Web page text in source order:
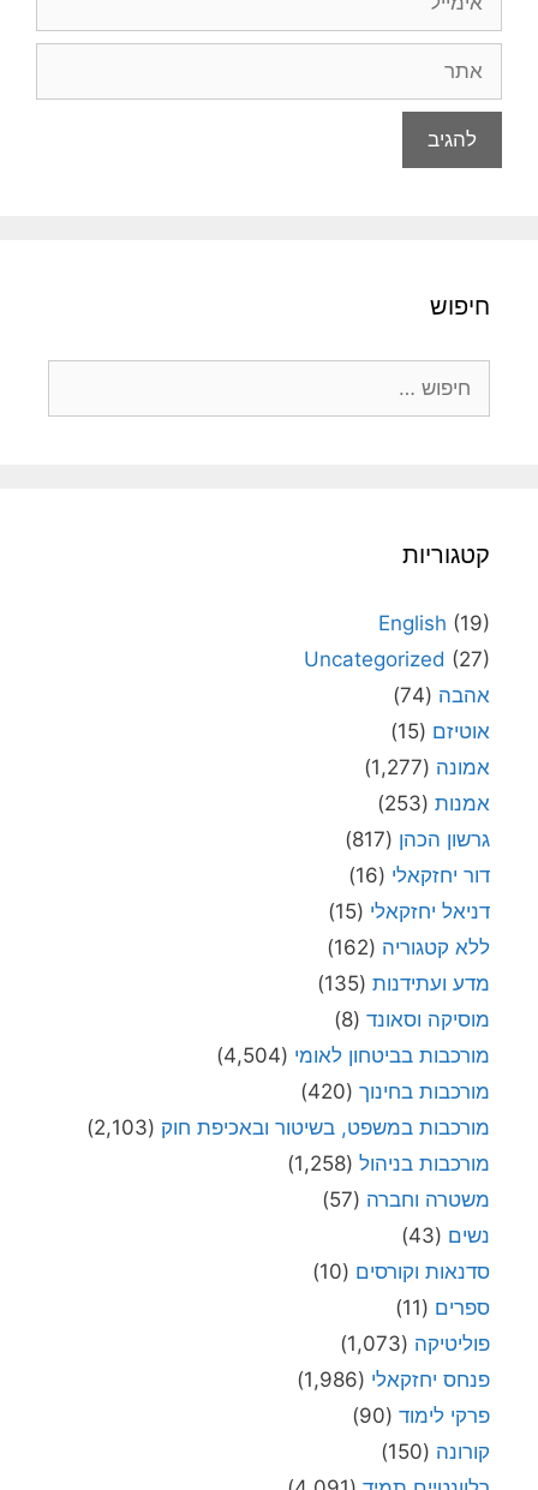
חיפוש
קטגוריות
English (19)
Uncategorized (27)
אהבה (74)
אוטיזם (15)
אמונה (1,277)
אמנות (253)
גרשון הכהן (817)
דור יחזקאלי (16)
דניאל יחזקאלי (15)
ללא קטגוריה (162)
מדע ועתידנות (135)
מוסיקה וסאונד (8)
מורכבות בביטחון לאומי (4,504)
מורכבות בחינוך (420)
מורכבות במשפט, בשיטור ובאכיפת חוק (2,103)
מורכבות בניהול (1,258)
משטרה וחברה (57)
נשים (43)
סדנאות וקורסים (10)
ספרים (11)
פוליטיקה (1,073)
פנחס יחזקאלי (1,986)
פרקי לימוד (90)
קורונה (150)